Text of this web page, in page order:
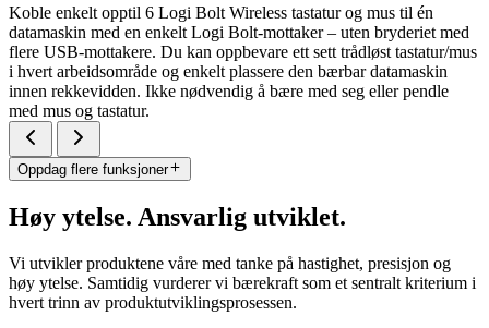
Koble enkelt opptil 6 Logi Bolt Wireless tastatur og mus til én
datamaskin med en enkelt Logi Bolt-mottaker – uten bryderiet med
flere USB-mottakere. Du kan oppbevare ett sett trådløst tastatur/mus
i hvert arbeidsområde og enkelt plassere den bærbar datamaskin
innen rekkevidden. Ikke nødvendig å bære med seg eller pendle
med mus og tastatur.
Oppdag flere funksjoner
Høy ytelse. Ansvarlig utviklet.
Vi utvikler produktene våre med tanke på hastighet, presisjon og
høy ytelse. Samtidig vurderer vi bærekraft som et sentralt kriterium i
hvert trinn av produktutviklingsprosessen.